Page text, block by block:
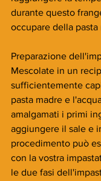
durante questo
occupare della pasta
Preparazione
Mescolate in un
sufficientemente
pasta madre e
amalgamati i primi
aggiungere il sale e
procedimento può
con la vostra
le due fasi